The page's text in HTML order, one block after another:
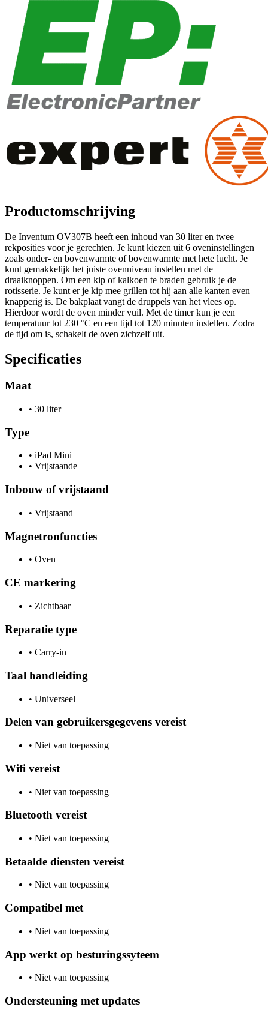
Productomschrijving
De Inventum OV307B heeft een inhoud van 30 liter en twee
rekposities voor je gerechten. Je kunt kiezen uit 6 oveninstellingen
zoals onder- en bovenwarmte of bovenwarmte met hete lucht. Je
kunt gemakkelijk het juiste ovenniveau instellen met de
draaiknoppen. Om een kip of kalkoen te braden gebruik je de
rotisserie. Je kunt er je kip mee grillen tot hij aan alle kanten even
knapperig is. De bakplaat vangt de druppels van het vlees op.
Hierdoor wordt de oven minder vuil. Met de timer kun je een
temperatuur tot 230 °C en een tijd tot 120 minuten instellen. Zodra
de tijd om is, schakelt de oven zichzelf uit.
Specificaties
Maat
• 30 liter
Type
• iPad Mini
• Vrijstaande
Inbouw of vrijstaand
• Vrijstaand
Magnetronfuncties
• Oven
CE markering
• Zichtbaar
Reparatie type
• Carry-in
Taal handleiding
• Universeel
Delen van gebruikersgegevens vereist
• Niet van toepassing
Wifi vereist
• Niet van toepassing
Bluetooth vereist
• Niet van toepassing
Betaalde diensten vereist
• Niet van toepassing
Compatibel met
• Niet van toepassing
App werkt op besturingssyteem
• Niet van toepassing
Ondersteuning met updates